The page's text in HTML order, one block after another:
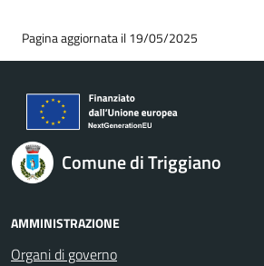
Pagina aggiornata il 19/05/2025
Comune di Triggiano
AMMINISTRAZIONE
Organi di governo